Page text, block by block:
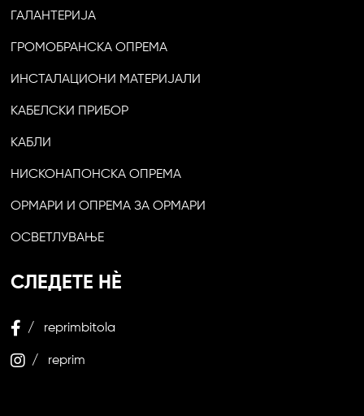
ГАЛАНТЕРИЈА
ГРОМОБРАНСКА ОПРЕМА
ИНСТАЛАЦИОНИ МАТЕРИЈАЛИ
КАБЕЛСКИ ПРИБОР
КАБЛИ
НИСКОНАПОНСКА ОПРЕМА
ОРМАРИ И ОПРЕМА ЗА ОРМАРИ
ОСВЕТЛУВАЊЕ
СЛЕДЕТЕ НЀ
/ reprimbitola
/ reprim